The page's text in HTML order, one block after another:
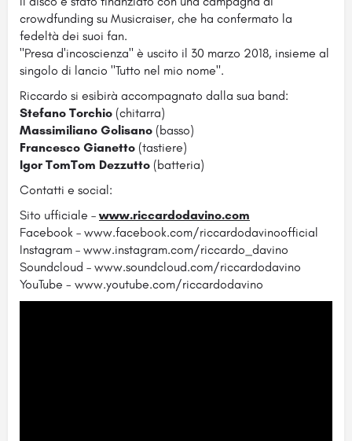
crowdfunding su Musicraiser, che ha confermato la
fedeltà dei suoi fan.
"Presa d'incoscienza" è uscito il 30 marzo 2018, insieme al
singolo di lancio "Tutto nel mio nome".
Riccardo si esibirà accompagnato dalla sua band:
Stefano Torchio (chitarra)
Massimiliano Golisano (basso)
Francesco Gianetto (tastiere)
Igor TomTom Dezzutto (batteria)
Contatti e social:
Sito ufficiale –www.riccardodavino.com
Facebook – www.facebook.com/riccardodavinoofficial
Instagram – www.instagram.com/riccardo_davino
Soundcloud – www.soundcloud.com/riccardodavino
YouTube - www.youtube.com/riccardodavino